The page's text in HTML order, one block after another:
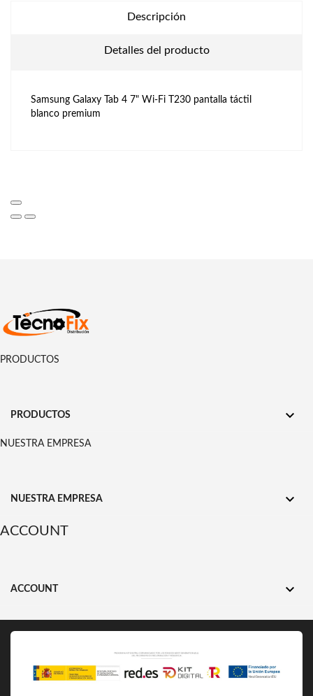
Descripción
Detalles del producto
Samsung Galaxy Tab 4 7" Wi-Fi T230 pantalla táctil
blanco premium
PRODUCTOS
PRODUCTOS 
NUESTRA EMPRESA
NUESTRA EMPRESA 
ACCOUNT
ACCOUNT 